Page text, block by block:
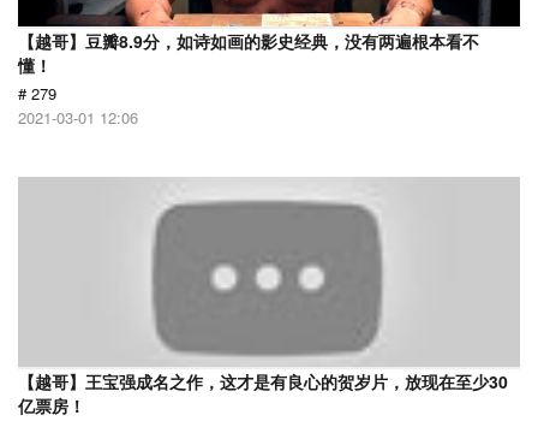
【越哥】豆瓣8.9分，如诗如画的影史经典，没有两遍根本看不
懂！
# 279
2021-03-01 12:06
【越哥】王宝强成名之作，这才是有良心的贺岁片，放现在至少30
亿票房！